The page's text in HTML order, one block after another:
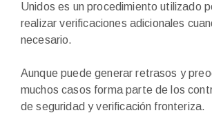
Unidos es un procedimiento utilizado
realizar verificaciones adicionales
necesario.
Aunque puede generar retrasos y
muchos casos forma parte de los
de seguridad y verificación fronteriza.